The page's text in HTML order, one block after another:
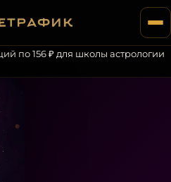
по 156 ₽ для школы астрологии